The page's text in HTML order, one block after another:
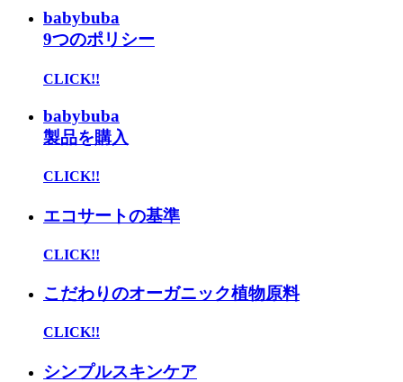
babybuba
9つのポリシー
CLICK!!
babybuba
製品を購入
CLICK!!
エコサートの基準
CLICK!!
こだわりのオーガニック植物原料
CLICK!!
シンプルスキンケア